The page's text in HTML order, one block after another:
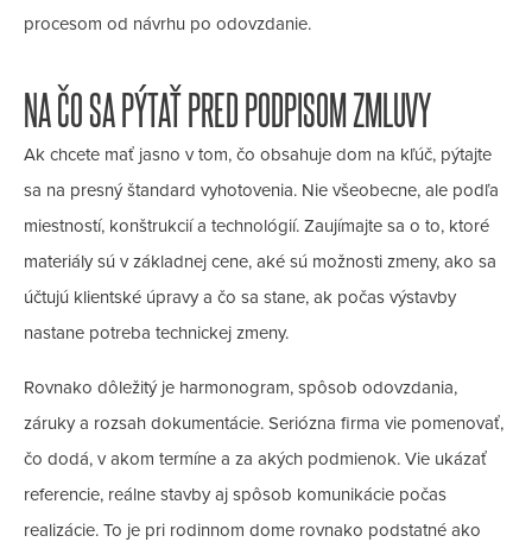
procesom od návrhu po odovzdanie.
NA ČO SA PÝTAŤ PRED PODPISOM ZMLUVY
Ak chcete mať jasno v tom, čo obsahuje dom na kľúč, pýtajte
sa na presný štandard vyhotovenia. Nie všeobecne, ale podľa
miestností, konštrukcií a technológií. Zaujímajte sa o to, ktoré
materiály sú v základnej cene, aké sú možnosti zmeny, ako sa
účtujú klientské úpravy a čo sa stane, ak počas výstavby
nastane potreba technickej zmeny.
Rovnako dôležitý je harmonogram, spôsob odovzdania,
záruky a rozsah dokumentácie. Seriózna firma vie pomenovať,
čo dodá, v akom termíne a za akých podmienok. Vie ukázať
referencie, reálne stavby aj spôsob komunikácie počas
realizácie. To je pri rodinnom dome rovnako podstatné ako